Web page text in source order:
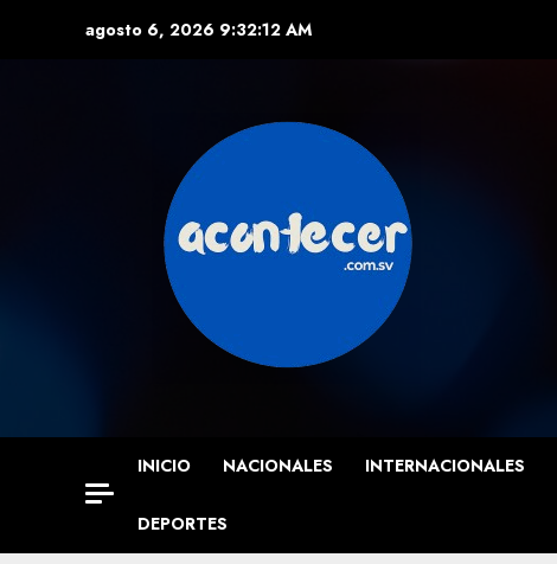
agosto 6, 2026 9:32:13 AM
INICIO NACIONALES INTERNACIONALES
DEPORTES